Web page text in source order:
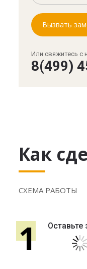
Вызвать
Или свяжитесь с
8(499)
Как
СХЕМА РАБОТЫ
1 Оставьте